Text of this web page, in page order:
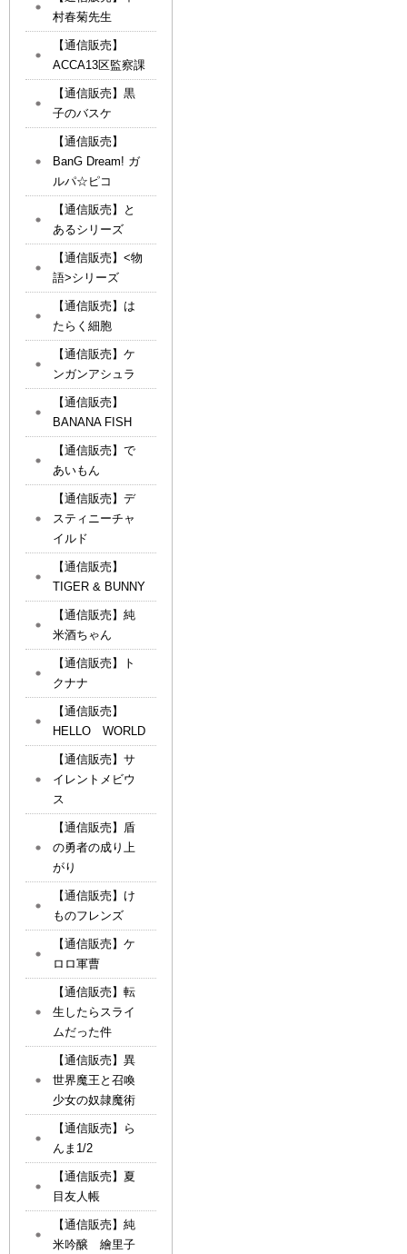
村春菊先生
【通信販売】
ACCA13区監察課
【通信販売】黒
子のバスケ
【通信販売】
BanG Dream! ガ
ルパ☆ピコ
【通信販売】と
あるシリーズ
【通信販売】<物
語>シリーズ
【通信販売】は
たらく細胞
【通信販売】ケ
ンガンアシュラ
【通信販売】
BANANA FISH
【通信販売】で
あいもん
【通信販売】デ
スティニーチャ
イルド
【通信販売】
TIGER & BUNNY
【通信販売】純
米酒ちゃん
【通信販売】ト
クナナ
【通信販売】
HELLO WORLD
【通信販売】サ
イレントメビウ
ス
【通信販売】盾
の勇者の成り上
がり
【通信販売】け
ものフレンズ
【通信販売】ケ
ロロ軍曹
【通信販売】転
生したらスライ
ムだった件
【通信販売】異
世界魔王と召喚
少女の奴隷魔術
【通信販売】ら
んま1/2
【通信販売】夏
目友人帳
【通信販売】純
米吟醸 繪里子